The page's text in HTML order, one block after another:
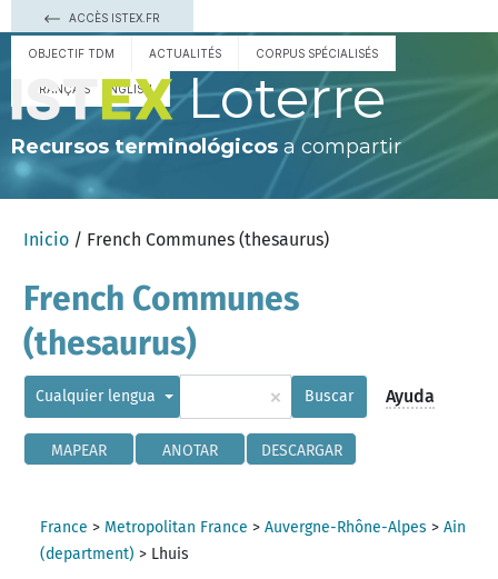
ACCÈS ISTEX.FR
OBJECTIF TDM ACTUALITÉS CORPUS SPÉCIALISÉS
FRANÇAIS ENGLISH Loterre
Recursos terminológicos a compartir
Inicio / French Communes (thesaurus)
French Communes
(thesaurus)
Cualquier lengua × Buscar Ayuda
MAPEAR ANOTAR DESCARGAR
France > Metropolitan France >Auvergne-Rhône-Alpes >Ain
(department) > Lhuis